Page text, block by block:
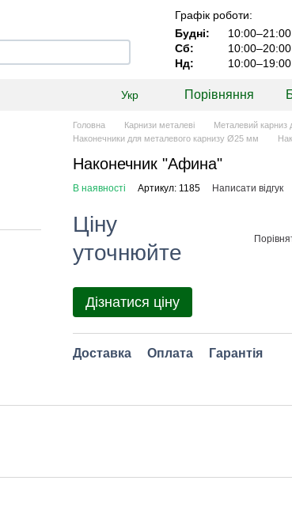
Графік роботи:
Будні:
10:00–21:00
Сб:
10:00–20:00
Нд:
10:00–19:00
Укр Порівняння
Головна Карнизи металеві
Металевий
Наконечники для металевого карнизу Ø25 мм
Наконечник "Афина"
В наявності Артикул: 1185 Написати відгук
Ціну
уточнюйте
Дізнатися ціну
Доставка Оплата Гарантія